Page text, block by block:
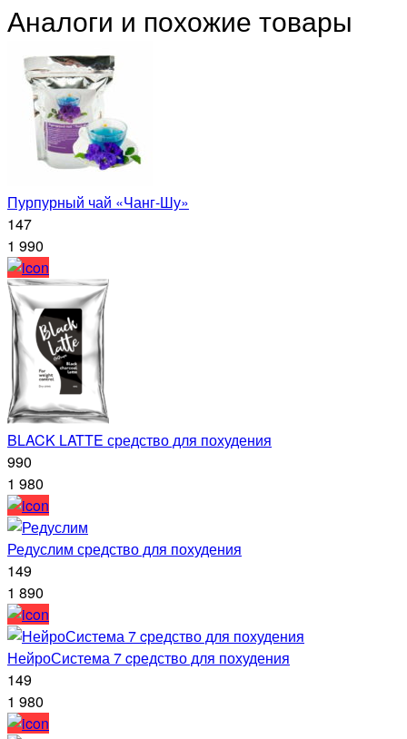
Аналоги и похожие товары
Пурпурный чай «Чанг-Шу»
147
1 990
BLACK LATTE средство для похудения
990
1 980
Редуслим средство для похудения
149
1 890
НейроСистема 7 cредство для похудения
149
1 980